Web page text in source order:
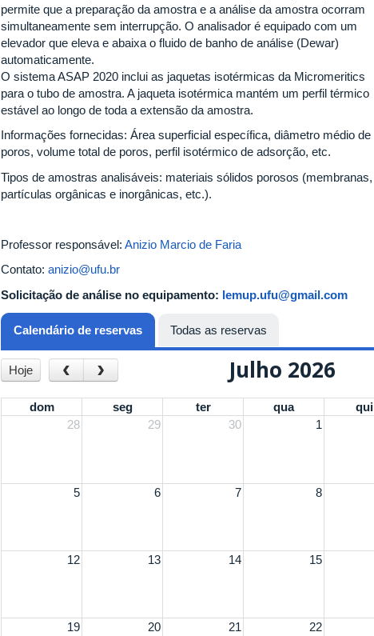
permite que a preparação da amostra e a análise da amostra ocorram
simultaneamente sem interrupção. O analisador é equipado com um
elevador que eleva e abaixa o fluido de banho de análise (Dewar)
automaticamente.
O sistema ASAP 2020 inclui as jaquetas isotérmicas da Micromeritics
para o tubo de amostra. A jaqueta isotérmica mantém um perfil térmico
estável ao longo de toda a extensão da amostra.
Informações fornecidas: Área superficial específica, diâmetro médio de
poros, volume total de poros, perfil isotérmico de adsorção, etc.
Tipos de amostras analisáveis: materiais sólidos porosos (membranas,
partículas orgânicas e inorgânicas, etc.).
Professor responsável: Anizio Marcio de Faria
Contato: anizio@ufu.br
Solicitação de análise no equipamento: lemup.ufu@gmail.com
Calendário de reservas (aba ativa)
Todas as reservas
Hoje ‹ › Julho 2026
dom seg ter qua qui
28
29 30 1
5 6 7 8
12 13 14 15
19 20 21 22